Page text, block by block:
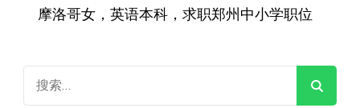
摩洛哥女，英语本科，求职郑州中小学职位
索：